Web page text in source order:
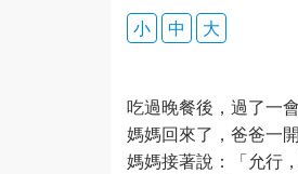
小 中 大
吃過晚餐後，過了一
媽媽回來了，爸爸一
媽媽接著說：「允行